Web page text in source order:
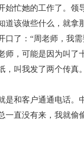
始忙她的工作了。领
道该做些什么，就拿
了：“周老师，我
师，可能是因为叫了
叫我发了两个传真
是和客户通通电话。
直没有来，我就偷